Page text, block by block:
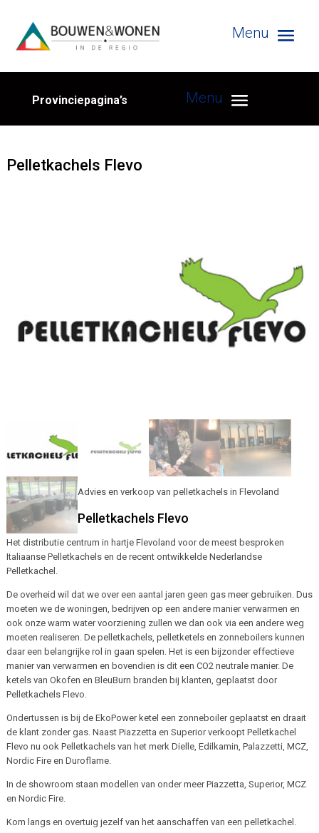
Provinciepagina’s
Pelletkachels Flevo
Advies en verkoop van pelletkachels in Flevoland
Pelletkachels Flevo
Het distributie centrum in hartje Flevoland voor de meest besproken
Italiaanse Pelletkachels en de recent ontwikkelde Nederlandse
Pelletkachel.
De overheid wil dat we over een aantal jaren geen gas meer gebruiken. Dus
moeten we de woningen, bedrijven op een andere manier verwarmen en
ook onze warm water voorziening zullen we dan ook via een andere weg
moeten realiseren. De pelletkachels, pelletketels en zonneboilers kunnen
daar een belangrijke rol in gaan spelen. Het is een bijzonder effectieve
manier van verwarmen en bovendien is dit een CO2 neutrale manier. De
ketels van Okofen en BleuBurn branden bij klanten, geplaatst door
Pelletkachels Flevo.
Ondertussen is bij de EkoPower ketel een zonneboiler geplaatst en draait
de klant zonder gas. Naast Piazzetta en Superior verkoopt Pelletkachel
Flevo nu ook Pelletkachels van het merk Dielle, Edilkamin, Palazzetti, MCZ,
Nordic Fire en Duroflame.
In de showroom staan modellen van onder meer Piazzetta, Superior, MCZ
en Nordic Fire.
Kom langs en overtuig jezelf van het aanschaffen van een pelletkachel.